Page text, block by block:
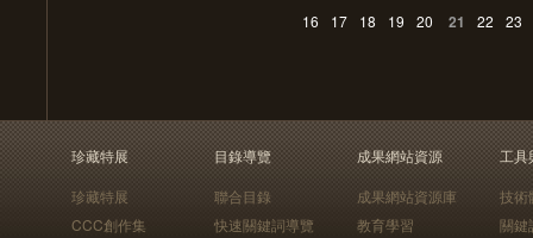
16 17 18 19 20 21 22 23
珍藏特展
珍藏特展
CCC創作集
目錄導覽
聯合目錄
快速關鍵詞導覽
成果網站資源
成果網站資源庫
教育學習
工具
技術
關鍵